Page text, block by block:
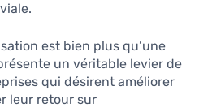
est bien plus qu’une
un véritable levier de
qui désirent améliorer
leur retour sur